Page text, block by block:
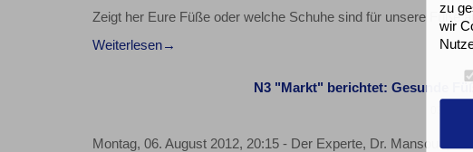
Zeigt her Eure Füße oder welche Schuhe sind für unsere Füße
Weiterlesen
N3 "Markt" berichtet: Gesunde
Montag, 06. August 2012, 20:15 - Der Experte, Dr. Mansouri,
zu
wir